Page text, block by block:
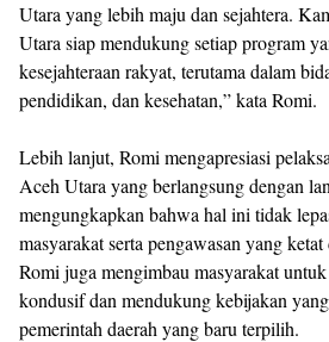
Utara yang lebih maju dan sejahtera.
Utara siap mendukung setiap program
kesejahteraan rakyat, terutama dalam
pendidikan, dan kesehatan,” kata Romi.
Lebih lanjut, Romi mengapresiasi
Aceh Utara yang berlangsung dengan
mengungkapkan bahwa hal ini tidak
masyarakat serta pengawasan yang
Romi juga mengimbau masyarakat
kondusif dan mendukung kebijakan
pemerintah daerah yang baru terpilih.